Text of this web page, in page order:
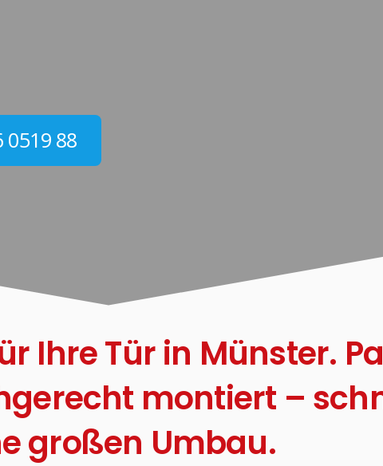
0519 88
Ihre Tür in Münster.
montiert –
großen Umbau.